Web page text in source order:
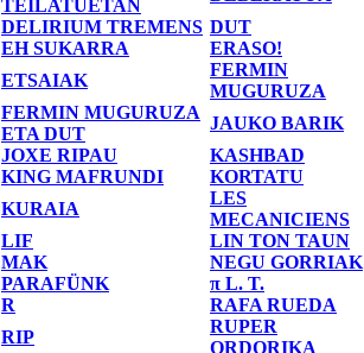
TEILATUETAN
DELIRIUM TREMENS DUT
EH SUKARRA
ERASO!
ETSAIAK
FERMIN
MUGURUZA
FERMIN MUGURUZA
ETA DUT
JAUKO BARIK
JOXE RIPAU
KASHBAD
KING MAFRUNDI
KORTATU
KURAIA
LES
MECANICIENS
LIF
LIN TON TAUN
MAK
NEGU GORRIAK
PARAFÜNK
π L. T.
R
RAFA RUEDA
RIP
RUPER
ORDORIKA